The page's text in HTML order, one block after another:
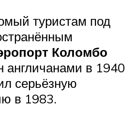
туристам под
Коломбо
англичанами в 1940
серьёзную
в 1983.